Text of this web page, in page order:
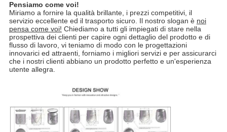
Pensiamo come voi!
Miriamo a fornire la qualità brillante, i prezzi competitivi, il
servizio eccellente ed il trasporto sicuro. Il nostro slogan è noi
pensa come voi! Chiediamo a tutti gli impiegati di stare nella
prospettiva dei clienti per capire ogni dettaglio del prodotto e di
flusso di lavoro, vi teniamo di modo con le progettazioni
innovarici ed attraenti, forniamo i migliori servizi e per assicurarci
che i nostri clienti abbiano un prodotto perfetto e un'esperienza
utente allegra.